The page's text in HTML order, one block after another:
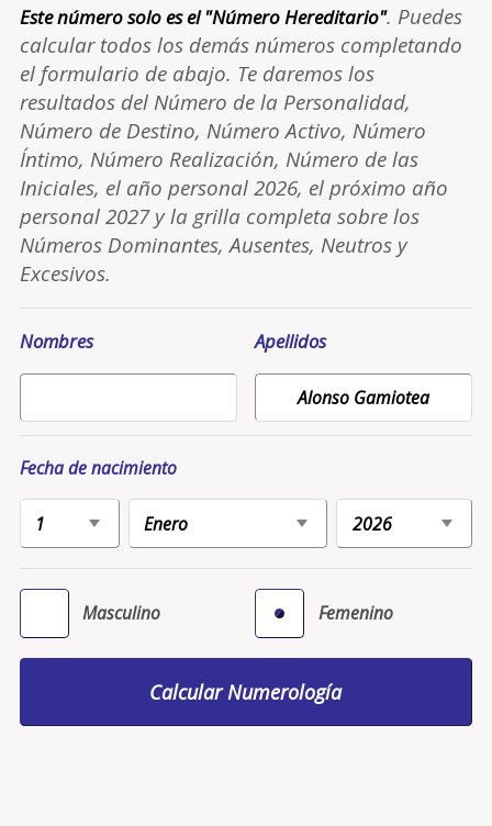
Este número solo es el "Número Hereditario". Puedes
calcular todos los demás números completando
el formulario de abajo. Te daremos los
resultados del Número de la Personalidad,
Número de Destino, Número Activo, Número
Íntimo, Número Realización, Número de las
Iniciales, el año personal 2026, el próximo año
personal 2027 y la grilla completa sobre los
Números Dominantes, Ausentes, Neutros y
Excesivos.
Nombres Apellidos
Fecha de nacimiento
Masculino Femenino